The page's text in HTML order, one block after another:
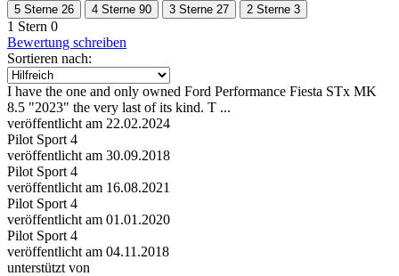
5 Sterne 26 4 Sterne 90 3 Sterne 27 2 Sterne 3
1 Stern 0
Bewertung schreiben
Sortieren nach:
I have the one and only owned Ford Performance Fiesta STx MK
8.5 "2023" the very last of its kind. T ...
veröffentlicht am 22.02.2024
Pilot Sport 4
veröffentlicht am 30.09.2018
Pilot Sport 4
veröffentlicht am 16.08.2021
Pilot Sport 4
veröffentlicht am 01.01.2020
Pilot Sport 4
veröffentlicht am 04.11.2018
unterstützt von